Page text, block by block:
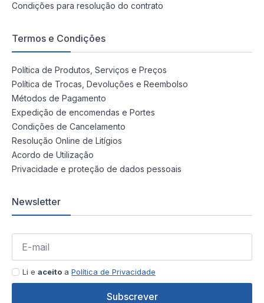
Condições para resolução do contrato
Termos e Condições
Política de Produtos, Serviços e Preços
Política de Trocas, Devoluções e Reembolso
Métodos de Pagamento
Expedição de encomendas e Portes
Condições de Cancelamento
Resolução Online de Litígios
Acordo de Utilização
Privacidade e proteção de dados pessoais
Newsletter
Li e aceito a Política de Privacidade
Subscrever